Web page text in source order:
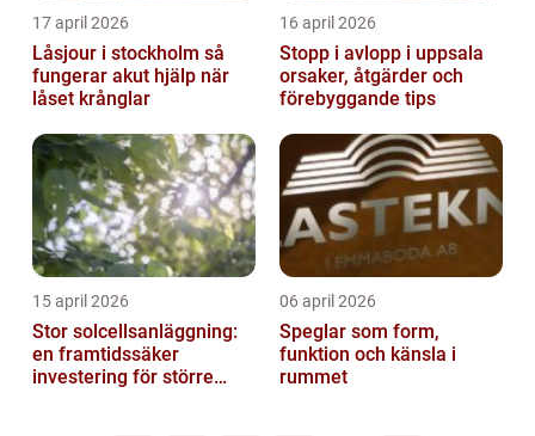
17 april 2026
Låsjour i stockholm så
fungerar akut hjälp när
låset krånglar
16 april 2026
Stopp i avlopp i uppsala
orsaker, åtgärder och
förebyggande tips
15 april 2026
Stor solcellsanläggning:
en framtidssäker
investering för större
06 april 2026
Speglar som form,
funktion och känsla i
rummet